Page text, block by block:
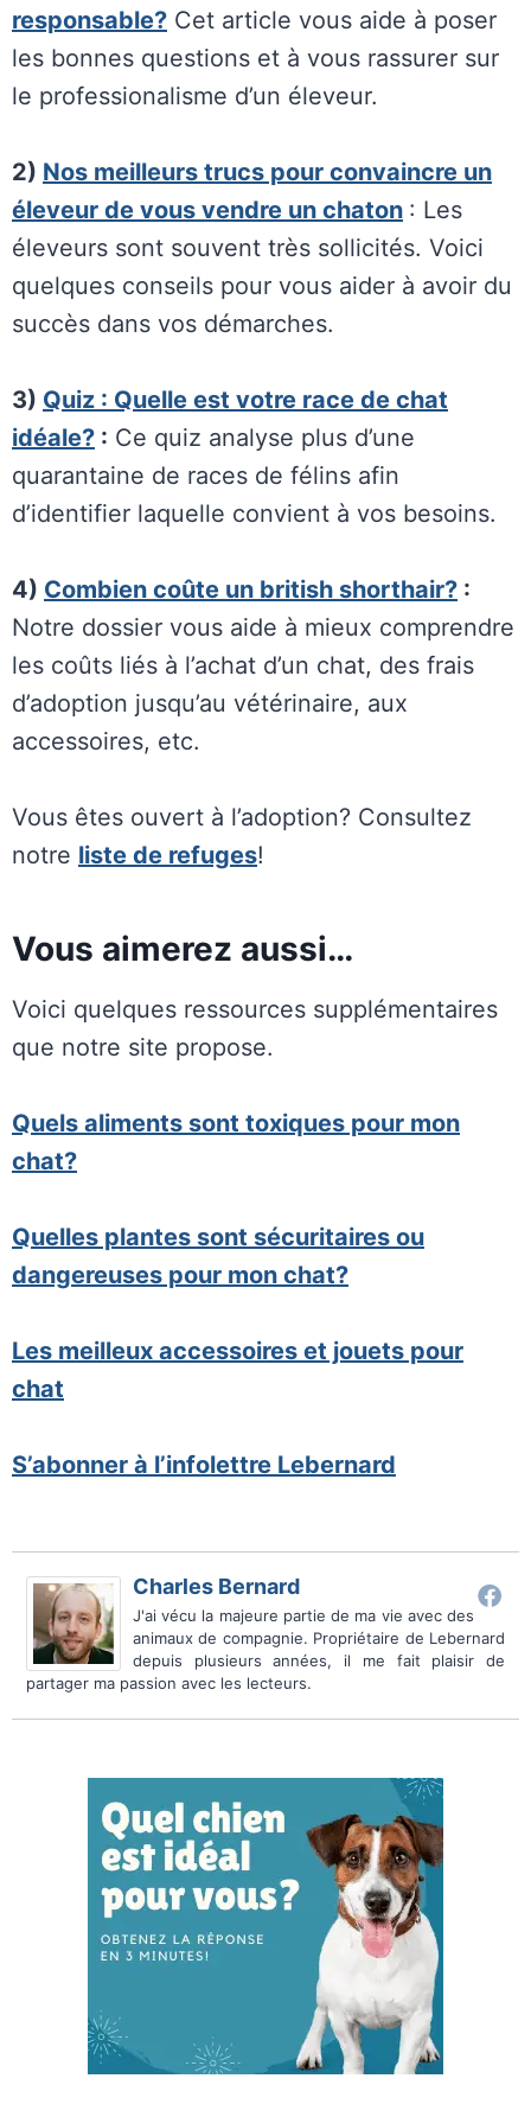
responsable? Cet article vous aide à poser
les bonnes questions et à vous rassurer sur
le professionalisme d’un éleveur.
2) Nos meilleurs trucs pour convaincre un
éleveur de vous vendre un chaton : Les
éleveurs sont souvent très sollicités. Voici
quelques conseils pour vous aider à avoir du
succès dans vos démarches.
3) Quiz : Quelle est votre race de chat
idéale? : Ce quiz analyse plus d’une
quarantaine de races de félins afin
d’identifier laquelle convient à vos besoins.
4) Combien coûte un british shorthair? :
Notre dossier vous aide à mieux comprendre
les coûts liés à l’achat d’un chat, des frais
d’adoption jusqu’au vétérinaire, aux
accessoires, etc.
Vous êtes ouvert à l’adoption? Consultez
notre liste de refuges!
Vous aimerez aussi…
Voici quelques ressources supplémentaires
que notre site propose.
Quels aliments sont toxiques pour mon
chat?
Quelles plantes sont sécuritaires ou
dangereuses pour mon chat?
Les meilleux accessoires et jouets pour
chat
S’abonner à l’infolettre Lebernard
Charles Bernard
J'ai vécu la majeure partie de ma vie avec des
animaux de compagnie. Propriétaire de Lebernard
depuis plusieurs années, il me fait plaisir de
partager ma passion avec les lecteurs.